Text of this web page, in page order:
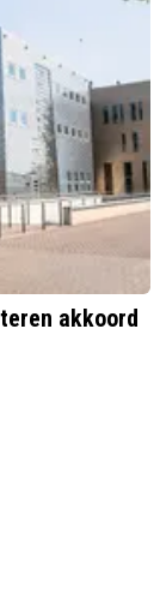
akkoord